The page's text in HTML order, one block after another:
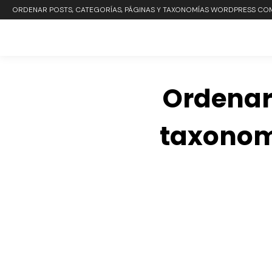
ORDENAR POSTS, CATEGORÍAS, PÁGINAS Y TAXONOMÍAS WORDPRESS